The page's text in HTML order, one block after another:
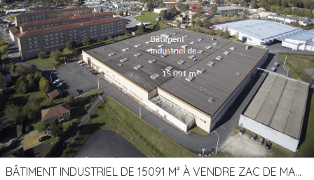
BÂTIMENT INDUSTRIEL DE 15091 M² À VENDRE ZAC DE MADRAZÈS À SARLAT (24)